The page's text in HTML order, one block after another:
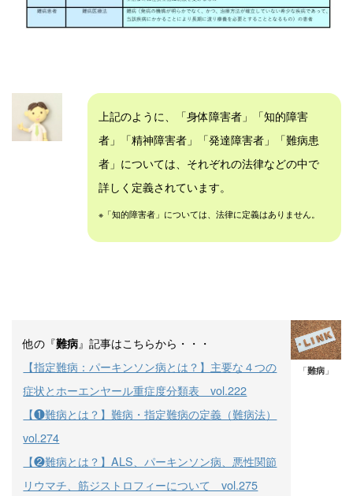
上記のように、「身体障害者」「知的障害
者」「精神障害者」「発達障害者」「難病患
者」については、それぞれの法律などの中で
詳しく定義されています。
※「知的障害者」については、法律に定義はありません。
「難病 」
他の『難病』記事はこちらから・・・
【指定難病：パーキンソン病とは？】主要な４つの
症状とホーエンヤール重症度分類表 vol.222
【❶難病とは？】難病・指定難病の定義（難病法）
vol.274
【❷難病とは？】ALS、パーキンソン病、悪性関節
リウマチ、筋ジストロフィーについて vol.275